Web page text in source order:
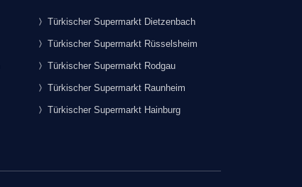
Türkischer Supermarkt Dietzenbach
Türkischer Supermarkt Rüsselsheim
Türkischer Supermarkt Rodgau
Türkischer Supermarkt Raunheim
Türkischer Supermarkt Hainburg